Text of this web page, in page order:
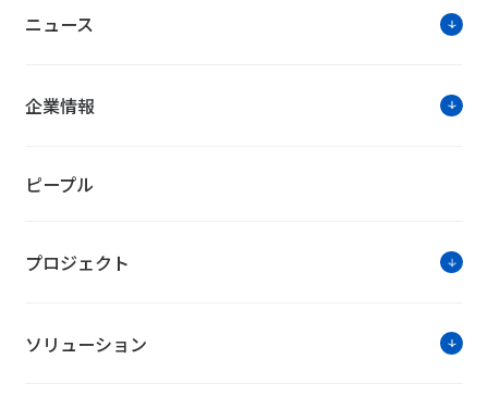
ニュース
企業情報
ピープル
プロジェクト
ソリューション